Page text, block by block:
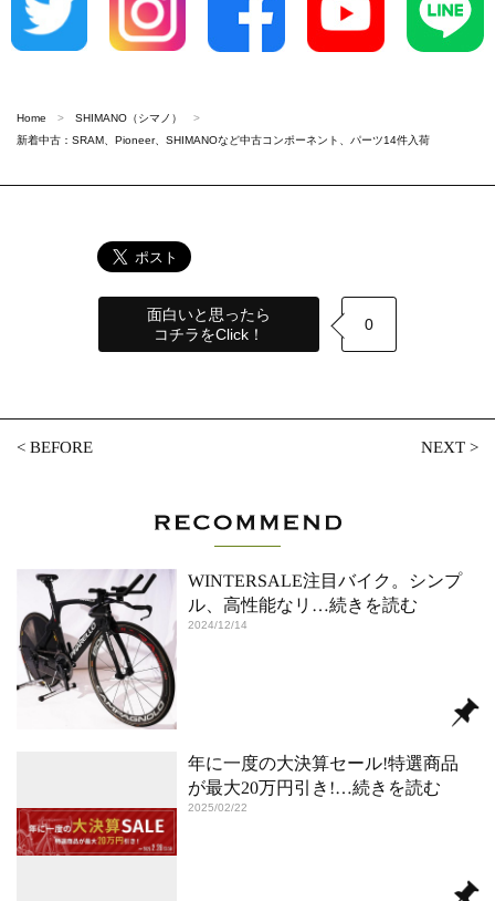
Home
SHIMANO（シマノ）
新着中古：SRAM、Pioneer、SHIMANOなど中古コンポーネント、パーツ14件入荷
面白いと思ったら
コチラをClick！
0
<BEFORE NEXT>
WINTERSALE注目バイク。シンプ
ル、高性能なリ …続きを読む
2024/12/14
年に一度の大決算セール!特選商品
が最大20万円引き!…続きを読む
2025/02/22